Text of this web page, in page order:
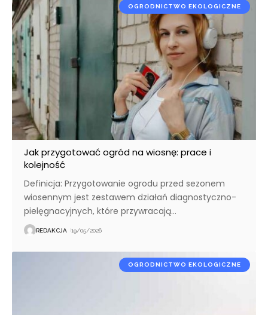
OGRODNICTWO EKOLOGICZNE
Jak przygotować ogród na wiosnę: prace i
kolejność
Definicja: Przygotowanie ogrodu przed sezonem
wiosennym jest zestawem działań diagnostyczno-
pielęgnacyjnych, które przywracają…
REDAKCJA 19/05/2026
OGRODNICTWO EKOLOGICZNE